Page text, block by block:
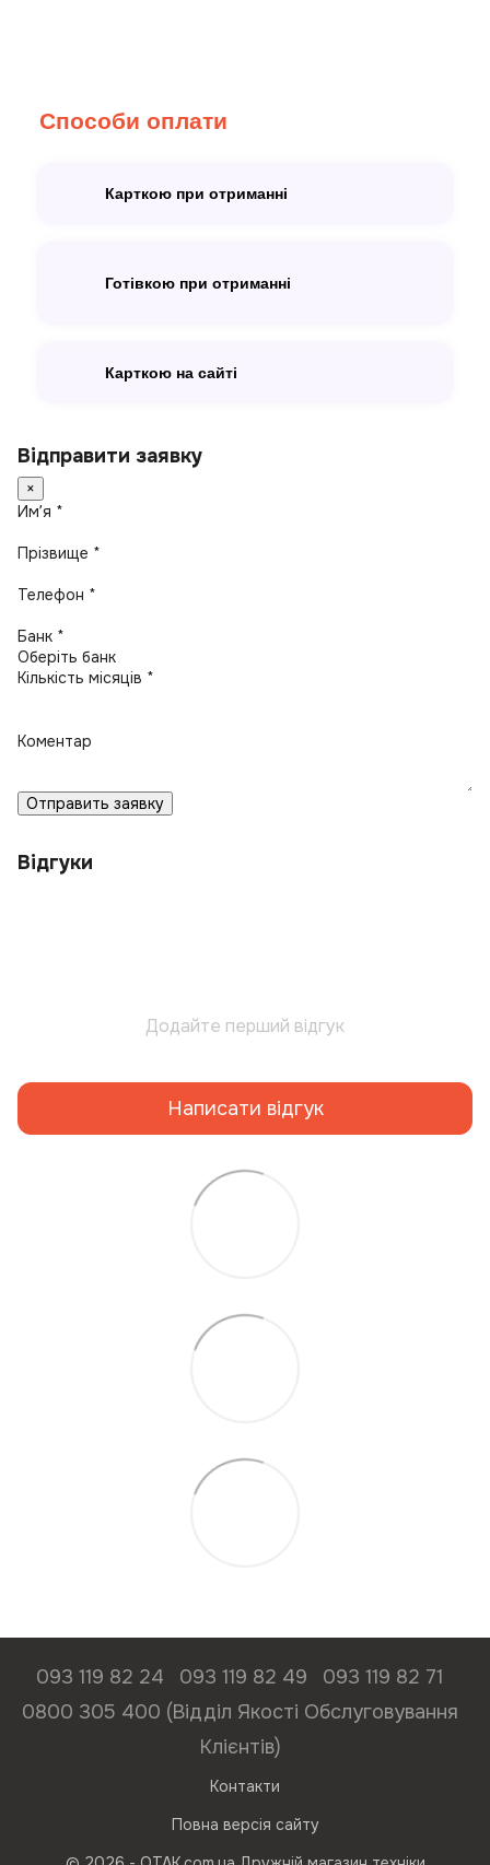
Способи оплати
Карткою при отриманні
Готівкою при отриманні
Карткою на сайті
Відправити заявку
×
Имʼя *
Прізвище *
Телефон *
Банк *
Кількість місяців *
Коментар
Отправить заявку
Відгуки
Додайте перший відгук
Написати відгук
093 119 82 24 093 119 82 49
093 119 82 71
0800 305 400 (Відділ Якості Обслуговування
Клієнтів)
Контакти
Повна версія сайту